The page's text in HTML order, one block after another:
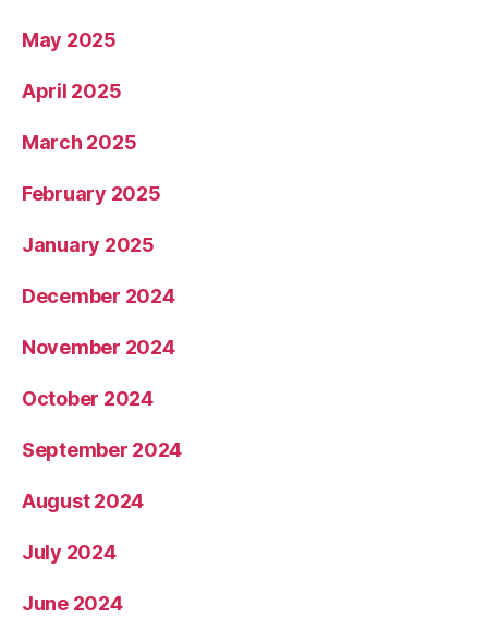
May 2025
April 2025
March 2025
February 2025
January 2025
December 2024
November 2024
October 2024
September 2024
August 2024
July 2024
June 2024